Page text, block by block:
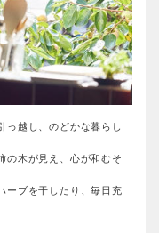
っ越し、のどかな暮らし
の木が見え、心が和むそ
ーブを干したり、毎日充